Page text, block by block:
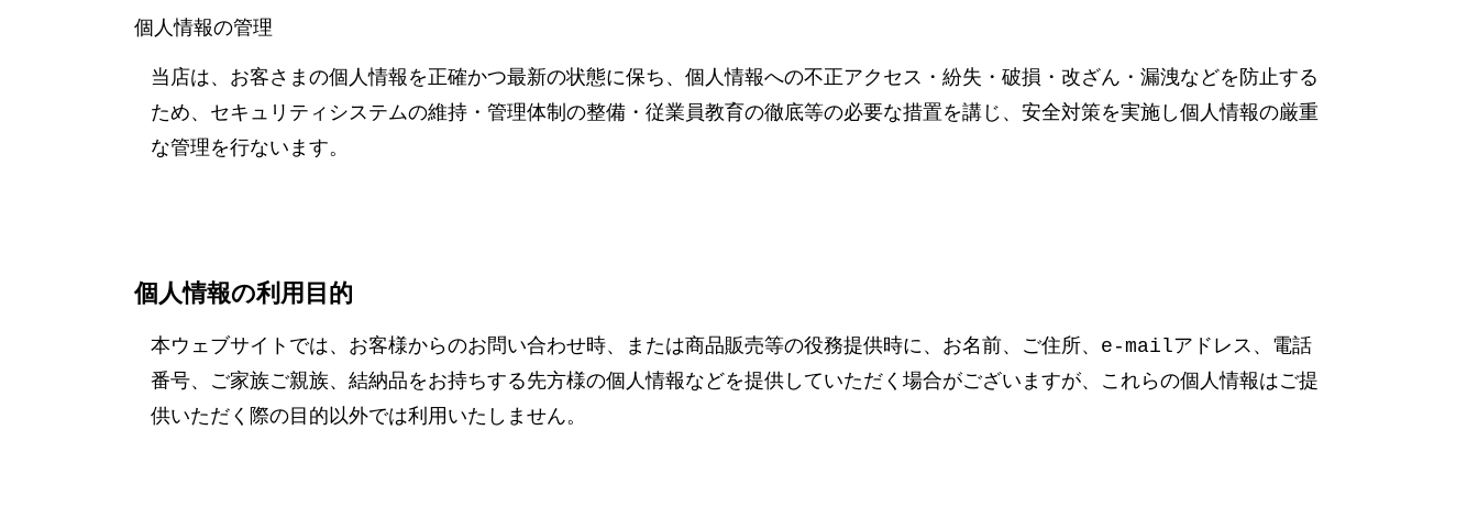
個人情報の管理
当店は、お客さまの個人情報を正確かつ最新の状態に保ち、個人情報への不正アクセス・紛失・破損・改ざん・漏洩などを防止する
ため、セキュリティシステムの維持・管理体制の整備・従業員教育の徹底等の必要な措置を講じ、安全対策を実施し個人情報の厳重
な管理を行ないます。
個人情報の利用目的
本ウェブサイトでは、お客様からのお問い合わせ時、または商品販売等の役務提供時に、お名前、ご住所、e-mailアドレス、電話
番号、ご家族ご親族、結納品をお持ちする先方様の個人情報などを提供していただく場合がございますが、これらの個人情報はご提
供いただく際の目的以外では利用いたしません。